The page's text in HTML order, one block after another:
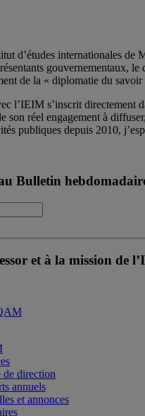
d’études internationales
gouvernementaux,
de la « diplomatie du
l’IEIM s’inscrit directement
son réel engagement à
publiques depuis 2010,
Bulletin
et à la mission de
de direction
annuels
et annonces